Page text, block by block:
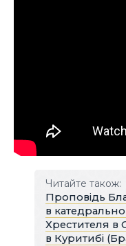
Читайте також:
Проповідь
в
Хрестителя в
в Куритибі